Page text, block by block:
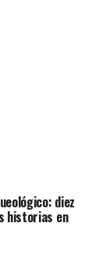
diez
historias en